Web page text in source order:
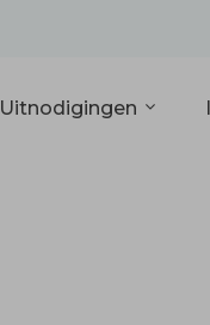
Uitnodigingen